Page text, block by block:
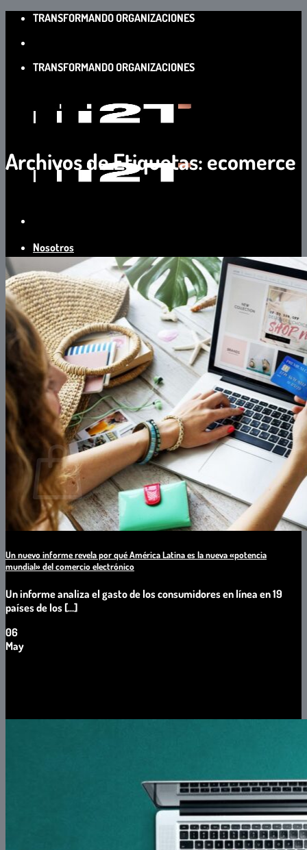
Saltar
contenido
TRANSFORMANDO ORGANIZACIONES
TRANSFORMANDO ORGANIZACIONES
Nosotros
Servicios
Clientes
Contacto
Trabaja con Nosotros
Software
Asistencia Comercial
CAPACITACIONES
PROFESIONALES IT
PROFESIONALES NO IT
Buscar
por:
Carrito
No hay productos en el carrito.
Archivos de Etiquetas:ecomerce
Un nuevo informe revela por qué América Latina es la nueva «potencia
mundial» del comercio electrónico
Un informe analiza el gasto de los consumidores en línea en 19
países de los [...]
06
May